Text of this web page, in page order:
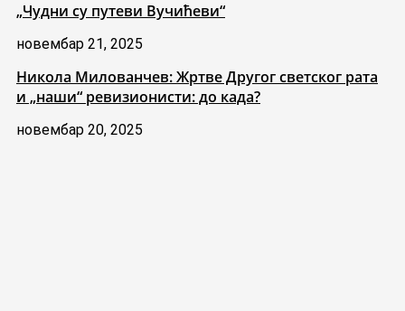
„Чудни су путеви Вучићеви“
новембар 21, 2025
Никола Милованчев: Жртве Другог светског рата
и „наши“ ревизионисти: до када?
новембар 20, 2025